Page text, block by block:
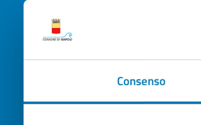
Consenso
Valuta la